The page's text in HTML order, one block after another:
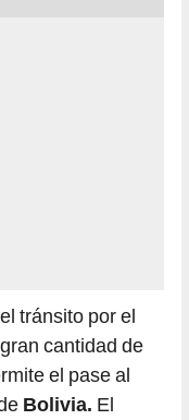
tránsito por el
cantidad de
el pase al
Bolivia. El